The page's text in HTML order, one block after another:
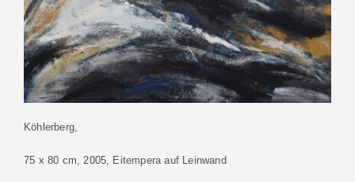
Köhlerberg,
75 x 80 cm, 2005, Eitempera auf Leinwand